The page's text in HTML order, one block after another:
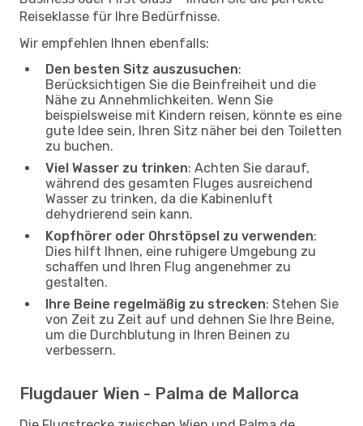
Reiseklasse für Ihre Bedürfnisse.
Wir empfehlen Ihnen ebenfalls:
Den besten Sitz auszusuchen:
Berücksichtigen Sie die Beinfreiheit und die
Nähe zu Annehmlichkeiten. Wenn Sie
beispielsweise mit Kindern reisen, könnte es eine
gute Idee sein, Ihren Sitz näher bei den Toiletten
zu buchen.
Viel Wasser zu trinken: Achten Sie darauf,
während des gesamten Fluges ausreichend
Wasser zu trinken, da die Kabinenluft
dehydrierend sein kann.
Kopfhörer oder Ohrstöpsel zu verwenden:
Dies hilft Ihnen, eine ruhigere Umgebung zu
schaffen und Ihren Flug angenehmer zu
gestalten.
Ihre Beine regelmäßig zu strecken: Stehen Sie
von Zeit zu Zeit auf und dehnen Sie Ihre Beine,
um die Durchblutung in Ihren Beinen zu
verbessern.
Flugdauer Wien - Palma de Mallorca